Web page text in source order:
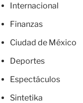
Internacional
Finanzas
Ciudad de México
Deportes
Espectáculos
Sintetika